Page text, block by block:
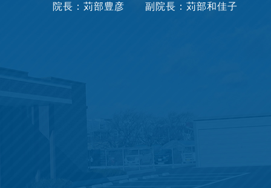
院長：苅部豊彦 副院長：苅部和佳子